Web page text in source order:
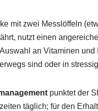
mit zwei Messlöffeln
nutzt einen
an Vitaminen
sind oder in
punktet der
täglich; für den